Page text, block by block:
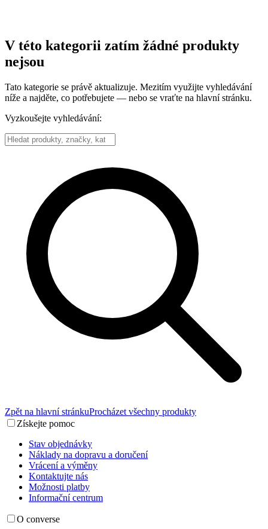
V této kategorii zatím žádné produkty
nejsou
Tato kategorie se právě aktualizuje. Mezitím využijte vyhledávání
níže a najděte, co potřebujete — nebo se vraťte na hlavní stránku.
Vyzkoušejte vyhledávání:
Zpět na hlavní stránkuProcházet všechny produkty
Získejte pomoc
Stav objednávky
Náklady na dopravu a doručení
Vrácení a výměny
Kontaktujte nás
Možnosti platby
Informační centrum
O converse